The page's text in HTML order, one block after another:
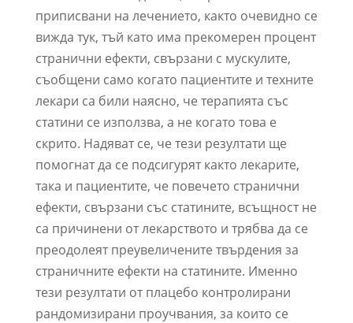
приписвани на лечението, както очевидно се
вижда тук, тъй като има прекомерен процент
странични ефекти, свързани с мускулите,
съобщени само когато пациентите и техните
лекари са били наясно, че терапията със
статини се използва, а не когато това е
скрито. Надяват се, че тези резултати ще
помогнат да се подсигурят както лекарите,
така и пациентите, че повечето странични
ефекти, свързани със статините, всъщност не
са причинени от лекарството и трябва да се
преодолеят преувеличените твърдения за
страничните ефекти на статините. Именно
тези резултати от плацебо контролирани
рандомизирани проучвания, за които се